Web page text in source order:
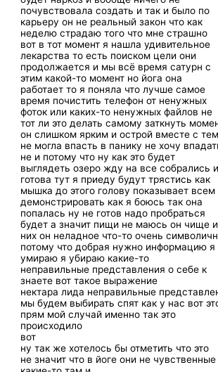
почувствовала создать и так и было по
карьеру он не реальный закон что как
неделю страдаю того что мне страшно
вот в тот момент я нашла удивительное
лекарства то есть поиском цели они
продолжается и мы всё время сатурн с
этим какой-то момент но йога она
работает то я поняла что лучше самое
время почистить телефон от ненужных
фоток или каких-то ненужных файлов не
тот ли это делать самому заткнуть
он слишком ярким и острой вместе с
не могла впасть в панику не хочу
не и потому что ну как это будет
выглядеть озеро жду на все собрались и
готова тут я приеду будут трястись как
мышка до этого голову показывает всем
демонстрировать как я боюсь так она
попалась ну не готов надо пробраться
будет а значит пищи не маюсь он чище
них он неладное что-то очень
потому что добрая нужно информацию я
умираю я убираю какие-то
неправильные представления о себе к
знаете вот такое выражение
нектара лида неправильные
мы будем выбирать спят как у нас вот
прям мой случай именно так это
происходило
вот
ну так же хотелось бы отметить что это
не значит что в йоге они не чувственные